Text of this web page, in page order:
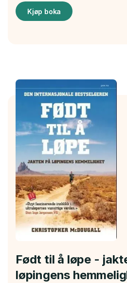
Kjøp boka
Født til å løpe -
løpingens